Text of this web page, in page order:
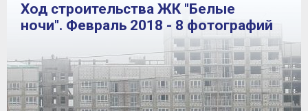
Ход строительства ЖК "Белые
ночи". Февраль 2018 - 8 фотографий